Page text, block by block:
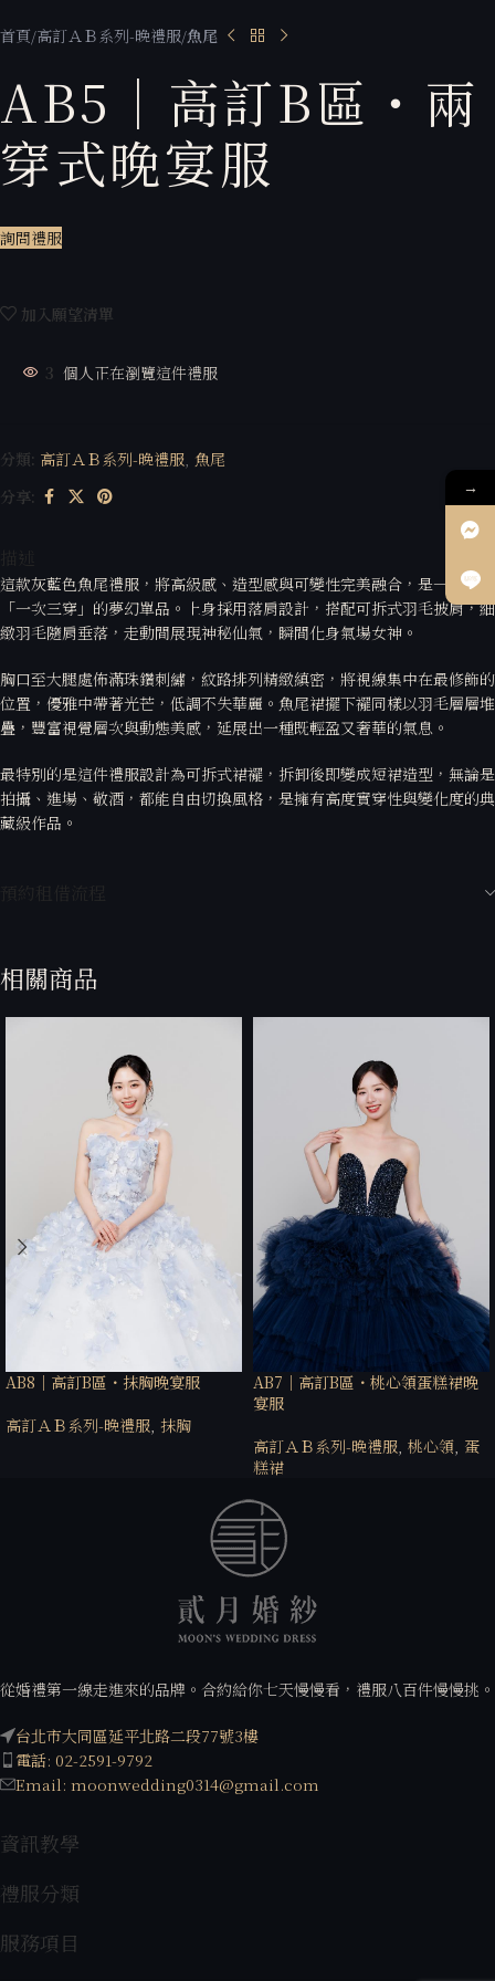
首頁 高訂ＡＢ系列-晚禮服 魚尾
AB5｜高訂B區・兩
穿式晚宴服
詢問禮服
加入願望清單
3 個人正在瀏覽這件禮服
分類: 高訂ＡＢ系列-晚禮服, 魚尾
分享:
這款灰藍色魚尾禮服，將高級感、造型感與可變性完美融合，是一件能夠
「一次三穿」的夢幻單品。上身採用落肩設計，搭配可拆式羽毛披肩，細
緻羽毛隨肩垂落，走動間展現神秘仙氣，瞬間化身氣場女神。
胸口至大腿處佈滿珠鑽刺繡，紋路排列精緻縝密，將視線集中在最修飾的
位置，優雅中帶著光芒，低調不失華麗。魚尾裙擺下襬同樣以羽毛層層堆
疊，豐富視覺層次與動態美感，延展出一種既輕盈又奢華的氣息。
最特別的是這件禮服設計為可拆式裙襬，拆卸後即變成短裙造型，無論是
拍攝、進場、敬酒，都能自由切換風格，是擁有高度實穿性與變化度的典
藏級作品。
相關商品
AB8｜高訂B區・抹胸晚宴服
高訂ＡＢ系列-晚禮服 抹胸
AB7｜高訂B區・桃心領蛋糕裙晚
宴服
高訂ＡＢ系列-晚禮服 桃心領 蛋
糕裙
從婚禮第一線走進來的品牌。合約給你七天慢慢看，禮服八百件慢慢挑。
台北市大同區延平北路二段77號3樓
電話: 02-2591-9792
Email: moonwedding0314@gmail.com
資訊教學
禮服分類
服務項目
→